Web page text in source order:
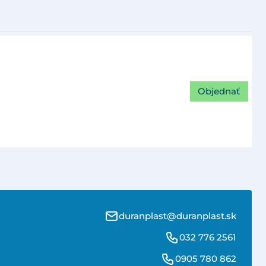
Objednať
duranplast@duranplast.sk
032 776 2561
0905 780 862